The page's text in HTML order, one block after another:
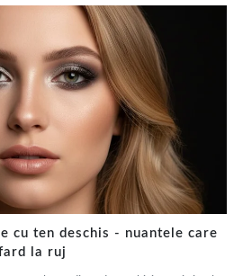
cu ten deschis - nuantele care
la ruj